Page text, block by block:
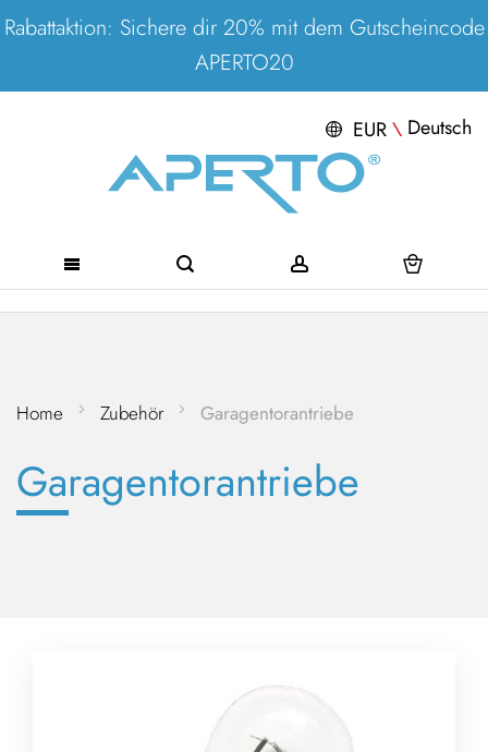
Rabattaktion: Sichere dir 20% mit dem Gutscheincode
APERTO20
EUR\ Deutsch
Direkt
Home Zubehör Garagentorantriebe
Garagentorantriebe